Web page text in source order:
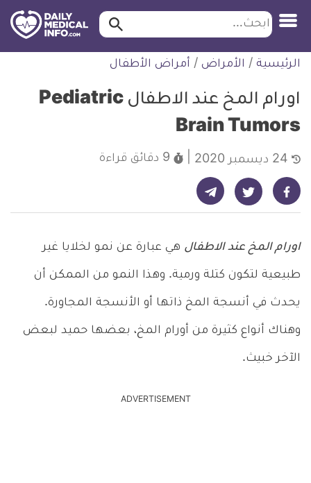
التخطي
للمحتوى
ابحث ابحث…
الرئيسية / الأمراض / أمراض الأطفال
اورام المخ عند الاطفال Pediatric
Brain Tumors
9 دقائق قراءة
شارك على فيسبوك - ديلي ميديكال انفو شارك على تويتر - ديلي ميديكال انفو شارك على تيليجرام - ديلي ميديكال انفو
اورام المخ عند الاطفال هي عبارة عن نمو لخلايا غير
طبيعية لتكون كتلة ورمية. وهذا النمو من الممكن أن
يحدث في أنسجة المخ ذاتها أو الأنسجة المجاورة.
وهناك أنواع كثيرة من أورام المخ، بعضها حميد لبعض
الآخر خبيث.
ADVERTISEMENT